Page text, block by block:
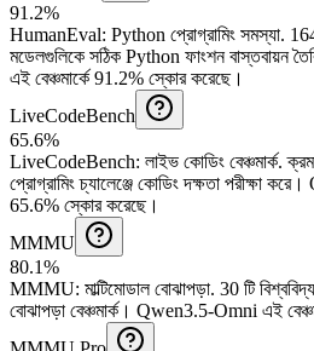
91.2%
HumanEval: Python প্রোগ্রামিং সমস্যা.
মডেলগুলিকে সঠিক Python ফাংশন বাস্তবায়ন
এই বেঞ্চমার্কে 91.2% স্কোর করেছে।
LiveCodeBench
65.6%
LiveCodeBench: লাইভ কোডিং বেঞ্চমার্ক.
প্রোগ্রামিং চ্যালেঞ্জে কোডিং দক্ষতা পরীক্ষা করে।
65.6% স্কোর করেছে।
MMMU
80.1%
MMMU: মাল্টিমোডাল বোঝাপড়া. 30 টি
বোঝাপড়া বেঞ্চমার্ক। Qwen3.5-Omni এই